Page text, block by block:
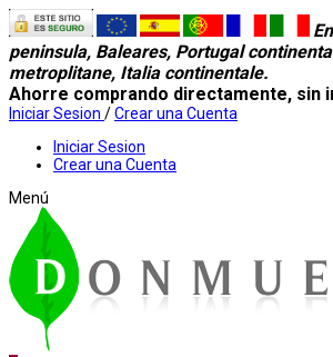
peninsula, Baleares, Portugal
metroplitane, Italia continentale.
Ahorre comprando directamente, sin
Iniciar Sesion /Crear una Cuenta
Iniciar Sesion
Crear una Cuenta
Menú